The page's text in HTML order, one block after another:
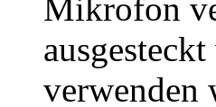
Mikrofon
verwenden